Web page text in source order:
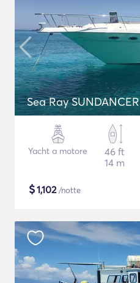
Sea Ray SUNDANCER
Yacht a motore
46 ft
14 m
$1,102/notte